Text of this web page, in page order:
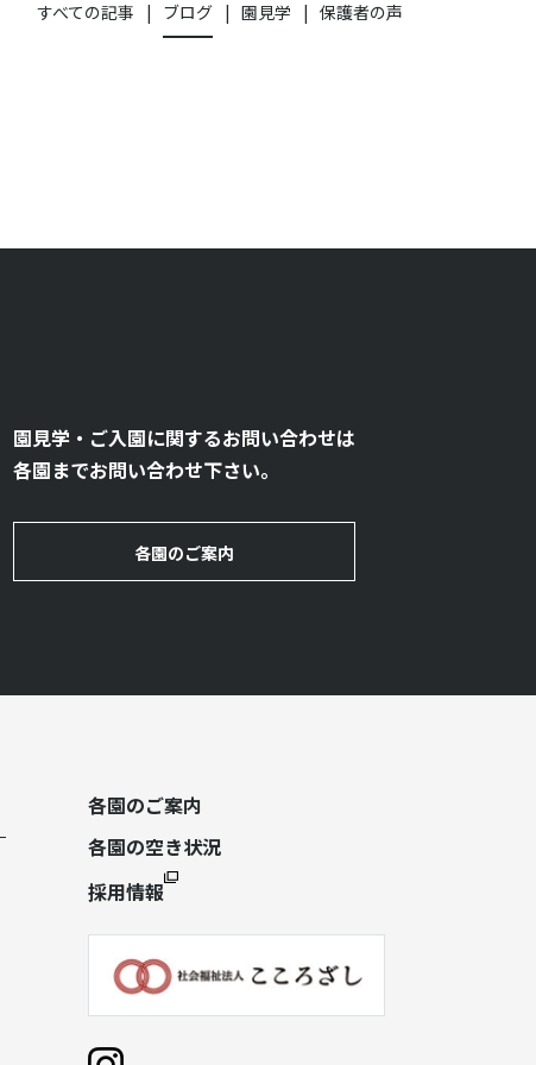
すべての記事 ブログ 園見学 保護者の声
園見学・ご入園に関するお問い合わせは
各園までお問い合わせ下さい。
各園のご案内
各園のご案内
各園の空き状況
採用情報